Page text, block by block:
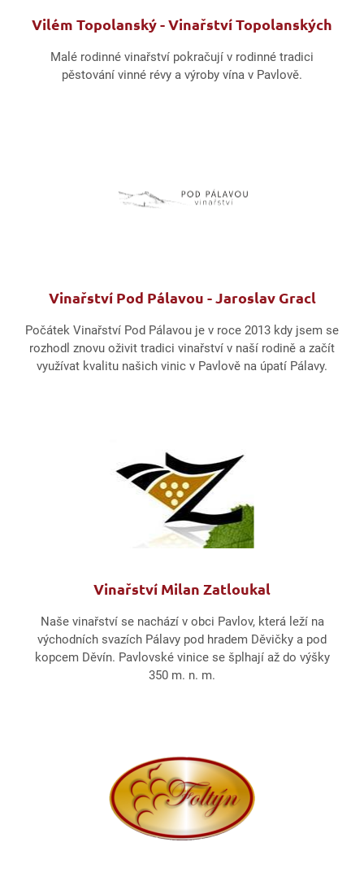
Vilém Topolanský - Vinařství Topolanských
Malé rodinné vinařství pokračují v rodinné tradici
pěstování vinné révy a výroby vína v Pavlově.
Vinařství Pod Pálavou - Jaroslav Gracl
Počátek Vinařství Pod Pálavou je v roce 2013 kdy jsem se
rozhodl znovu oživit tradici vinařství v naší rodině a začít
využívat kvalitu našich vinic v Pavlově na úpatí Pálavy.
Vinařství Milan Zatloukal
Naše vinařství se nachází v obci Pavlov, která leží na
východních svazích Pálavy pod hradem Děvičky a pod
kopcem Děvín. Pavlovské vinice se šplhají až do výšky
350 m. n. m.